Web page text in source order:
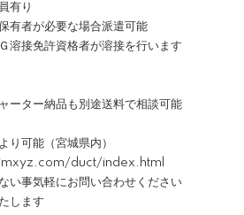
有り
有者が必要な場合派遣可能
溶接免許資格者が溶接を行います
ーター納品も別途送料で相談可能
可能（宮城県内）
duct/index.html
い事気軽にお問い合わせください
します